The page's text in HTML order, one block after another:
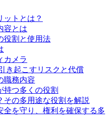
ットとは？
容とは
役割と使用法
カメラ
き起こすリスクと代償
職務内容
持つ多くの役割
その多用途な役割を解説
全を守り、権利を確保する多